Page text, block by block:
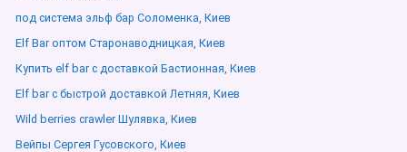
под система эльф бар Соломенка, Киев
Elf Bar оптом Старонаводницкая, Киев
Купить elf bar с доставкой Бастионная, Киев
Elf bar с быстрой доставкой Летняя, Киев
Wild berries crawler Шулявка, Киев
Вейпы Сергея Гусовского, Киев